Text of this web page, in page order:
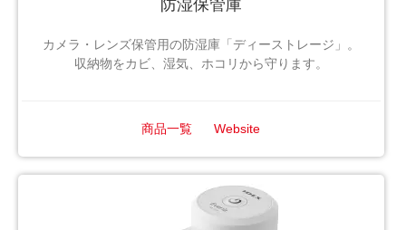
防湿保管庫
カメラ・レンズ保管用の防湿庫「ディーストレージ」。
収納物をカビ、湿気、ホコリから守ります。
商品一覧 Website